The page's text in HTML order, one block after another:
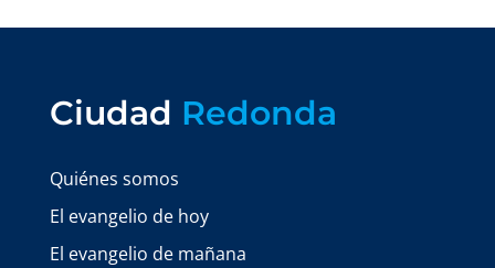
Ciudad Redonda
Quiénes somos
El evangelio de hoy
El evangelio de mañana